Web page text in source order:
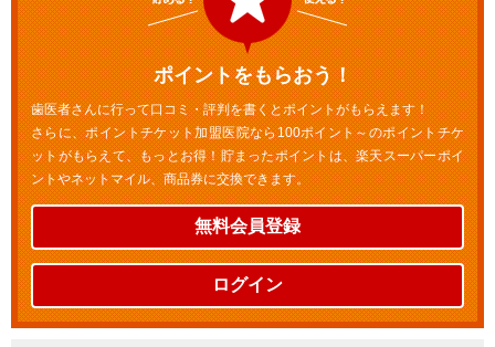
ポイントをもらおう！
歯医者さんに行って口コミ・評判を書くとポイントがもらえます！
さらに、ポイントチケット加盟医院なら100ポイント～のポイントチケ
ットがもらえて、もっとお得！貯まったポイントは、楽天スーパーポイ
ントやネットマイル、商品券に交換できます。
無料会員登録
ログイン